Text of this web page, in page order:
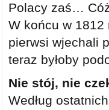
Polacy zaś…
W końcu w
pierwsi wjechali
teraz byłoby
Nie stój, nie
Według